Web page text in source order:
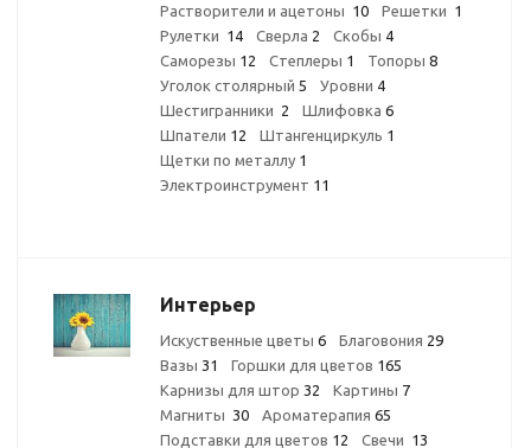
Растворители и ацетоны 10 Решетки 1
Рулетки 14 Сверла 2 Скобы 4
Саморезы 12 Степлеры 1 Топоры 8
Уголок столярный 5 Уровни 4
Шестигранники 2 Шлифовка 6
Шпатели 12 Штангенциркуль 1
Щетки по металлу 1
Электроинструмент 11
Интерьер
Искуственные цветы 6 Благовония 29
Вазы 31 Горшки для цветов 165
Карнизы для штор 32 Картины 7
Магниты 30 Ароматерапия 65
Подставки для цветов 12 Свечи 13